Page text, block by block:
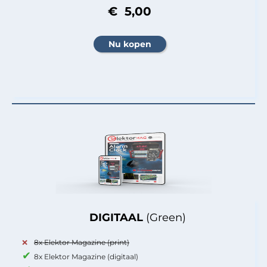
DIGITAAL (Green)
8x Elektor Magazine (print)
8x Elektor Magazine (digitaal)
€ 5,00